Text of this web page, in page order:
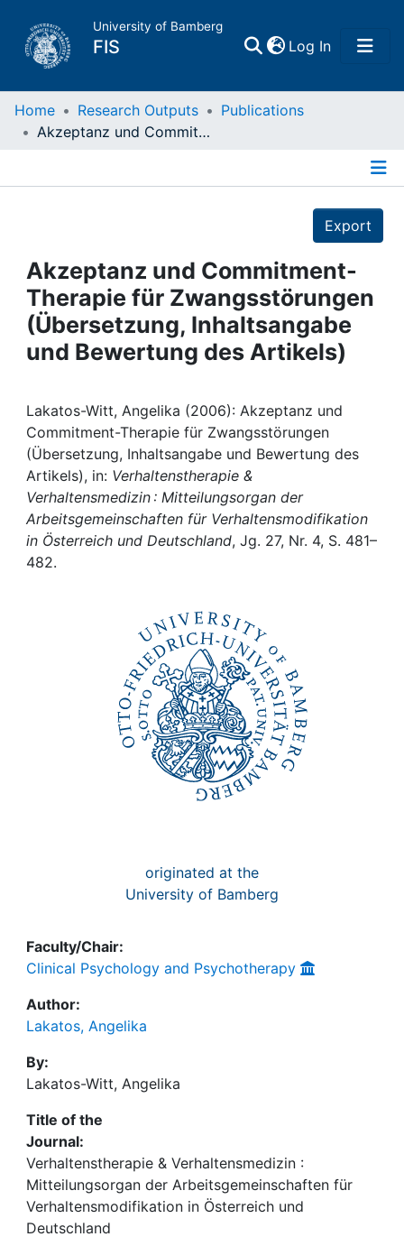
University of Bamberg
FIS Log In(current)
Home
Projects
People
Institutions
Awards
My FIS
Help
Home Research Outputs
Publications
Akzeptanz und Commitment-Therapie für Zwangsstörungen (Übersetzung, Inhaltsangabe und Bewertung des Artikels)
Export
Akzeptanz und Commitment-
Therapie für Zwangsstörungen
(Übersetzung, Inhaltsangabe
und Bewertung des Artikels)
Lakatos-Witt, Angelika (2006): Akzeptanz und
Commitment-Therapie für Zwangsstörungen
(Übersetzung, Inhaltsangabe und Bewertung des
Artikels), in: Verhaltenstherapie &
Verhaltensmedizin : Mitteilungsorgan der
Arbeitsgemeinschaften für Verhaltensmodifikation
in Österreich und Deutschland, Jg. 27, Nr. 4, S. 481–
482.
originated at the
University of Bamberg
Faculty/Chair:
Clinical Psychology and Psychotherapy
Author:
Lakatos, Angelika
By:
Lakatos-Witt, Angelika
Title of the
Journal:
Verhaltenstherapie & Verhaltensmedizin :
Mitteilungsorgan der Arbeitsgemeinschaften für
Verhaltensmodifikation in Österreich und
Deutschland